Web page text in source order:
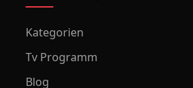
Kategorien
Tv Programm
Blog